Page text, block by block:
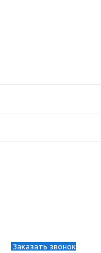
Заказать звонок